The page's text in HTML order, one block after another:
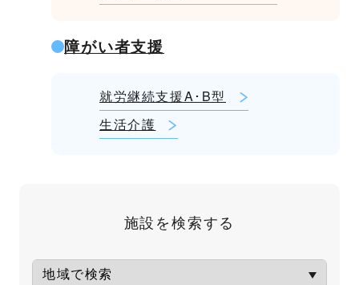
障がい者支援
就労継続支援A･B型
生活介護
施設を検索する